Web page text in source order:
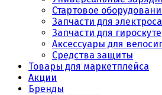
Стартовое
Запчасти для
Запчасти для
Аксессуары для
Средства защиты
Товары для маркетплейса
Акции
Бренды